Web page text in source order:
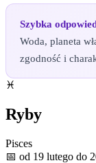
Szybka
Woda, planeta
zgodność i
♓
Ryby
Pisces
📅 od 19 lutego do